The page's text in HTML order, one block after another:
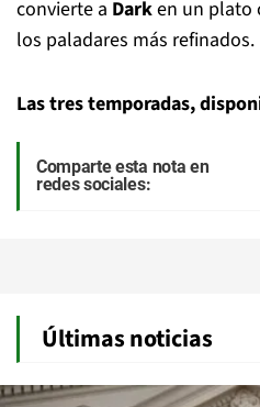
convierte a Darken un plato
los paladares más refinados.
Las tres temporadas,
Comparte esta nota en
redes sociales:
Últimas noticias